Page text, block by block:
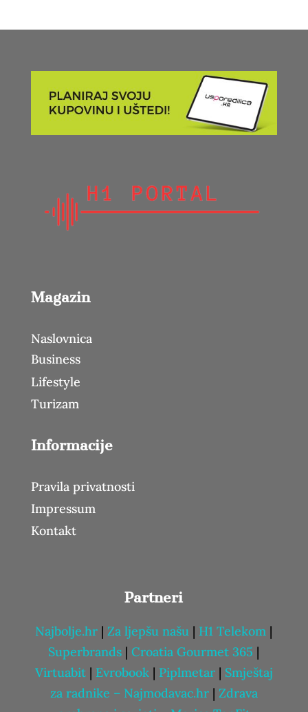
Magazin
Naslovnica
Business
Lifestyle
Turizam
Informacije
Pravila privatnosti
Impressum
Kontakt
Partneri
Najbolje.hr |Za ljepšu našu | H1 Telekom |
Superbrands | Croatia Gourmet 365 |
Virtuabit| Evrobook| Piplmetar| Smještaj
za radnike – Najmodavac.hr | Zdrava